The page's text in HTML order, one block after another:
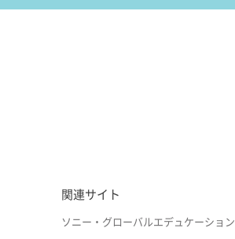
関連サイト
ソニー・グローバルエデュケーション